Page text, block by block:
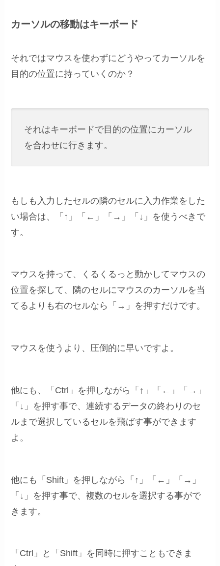
カーソルの移動はキーボード
それではマウスを使わずにどうやってカーソルを
目的の位置に持っていくのか？
それはキーボードで目的の位置にカーソル
を合わせに行きます。
もしも入力したセルの隣のセルに入力作業をした
い場合は、「↑」「←」「→」「↓」を使うべきで
す。
マウスを持って、くるくるっと動かしてマウスの
位置を探して、隣のセルにマウスのカーソルを当
てるよりも右のセルなら「→」を押すだけです。
マウスを使うより、圧倒的に早いですよ。
他にも、「Ctrl」を押しながら「↑」「←」「→」
「↓」を押す事で、連続するデータの終わりのセ
ルまで選択しているセルを飛ばす事ができます
よ。
他にも「Shift」を押しながら「↑」「←」「→」
「↓」を押す事で、複数のセルを選択する事がで
きます。
「Ctrl」と「Shift」を同時に押すこともできま